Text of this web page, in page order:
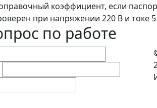
коэффициент, если
при напряжении 220 В и токе
по работе